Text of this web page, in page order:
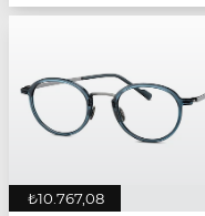
₺10.767,08